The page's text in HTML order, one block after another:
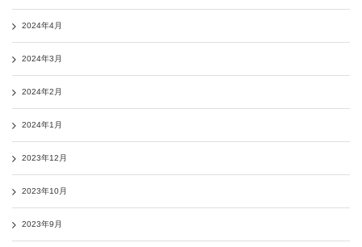
2024年4月
2024年3月
2024年2月
2024年1月
2023年12月
2023年10月
2023年9月